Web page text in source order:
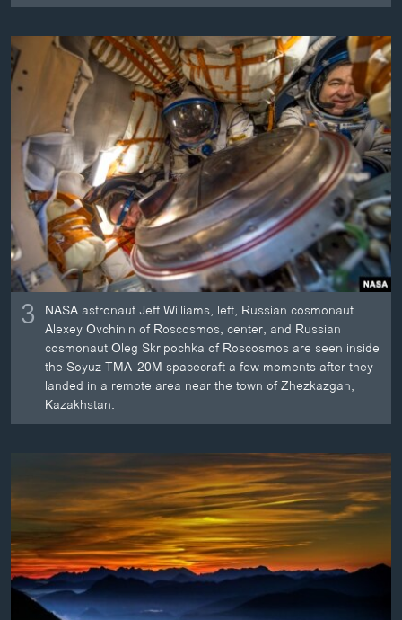
3 NASA astronaut Jeff Williams, left, Russian cosmonaut
Alexey Ovchinin of Roscosmos, center, and Russian
cosmonaut Oleg Skripochka of Roscosmos are seen inside
the Soyuz TMA-20M spacecraft a few moments after they
landed in a remote area near the town of Zhezkazgan,
Kazakhstan.